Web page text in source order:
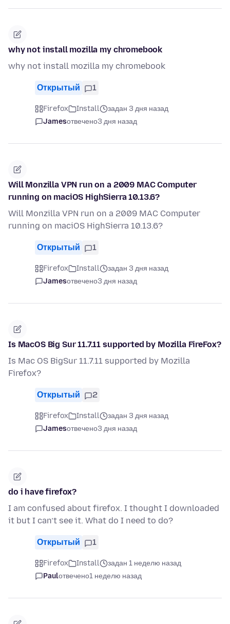
why not install mozilla my chromebook
why not install mozilla my chromebook
Открытый 1
Firefox Install
задан 3 дня назад
Jamesотвечено3 дня назад
Will Monzilla VPN run on a 2009 MAC Computer
running on maciOS HighSierra 10.13.6?
Will Monzilla VPN run on a 2009 MAC Computer
running on maciOS HighSierra 10.13.6?
Открытый 1
Firefox Install
задан 3 дня назад
Jamesотвечено3 дня назад
Is MacOS Big Sur 11.7.11 supported by Mozilla FireFox?
Is Mac OS BigSur 11.7.11 supported by Mozilla
Firefox?
Открытый 2
Firefox Install
задан 3 дня назад
Jamesотвечено3 дня назад
do i have firefox?
I am confused about firefox. I thought I downloaded
it but I can’t see it. What do I need to do?
Открытый 1
Firefox Install
задан 1 неделю назад
Paulотвечено1 неделю назад